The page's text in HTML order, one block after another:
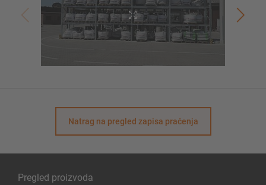
Natrag na pregled zapisa praćenja
Pregled proizvoda